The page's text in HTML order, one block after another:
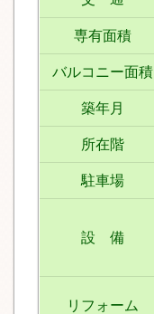
専有面積
バルコニー面積
築年月
所在階
駐車場
設 備
リフォーム